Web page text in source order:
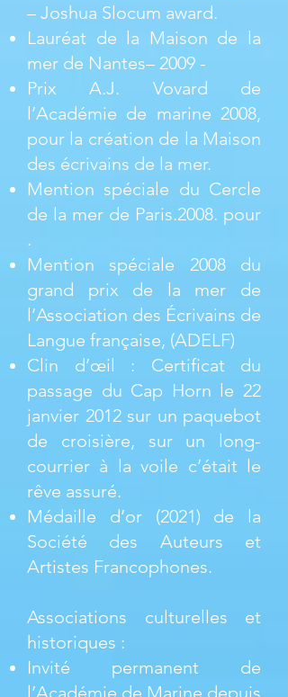
– Joshua Slocum award.
Lauréat de la Maison de la
mer de Nantes– 2009 -
Prix A.J. Vovard de
l’Académie de marine 2008,
pour la création de la Maison
des écrivains de la mer.
Mention spéciale du Cercle
de la mer de Paris.2008. pour
.
Mention spéciale 2008 du
grand prix de la mer de
l’Association des Écrivains de
Langue française, (ADELF)
Clin d’œil : Certificat du
passage du Cap Horn le 22
janvier 2012 sur un paquebot
de croisière, sur un long-
courrier à la voile c’était le
rêve assuré.
Médaille d’or (2021) de la
Société des Auteurs et
Artistes Francophones.
Associations culturelles et
historiques :
Invité permanent de
l’Académie de Marine depuis